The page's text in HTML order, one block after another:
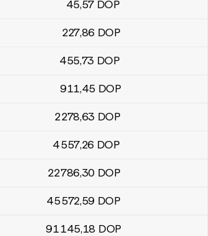
45,57 DOP
227,86 DOP
455,73 DOP
911,45 DOP
2 278,63 DOP
4 557,26 DOP
22 786,30 DOP
45 572,59 DOP
91 145,18 DOP